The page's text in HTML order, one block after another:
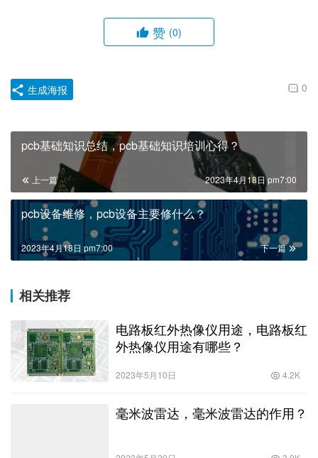
赞(0)
生成海报
pcb基础知识总结，pcb基础知识培训心得？
2023年4月18日 pm7:00
pcb设备维修，pcb设备主要修什么？
下一篇
2023年4月18日 pm7:00
相关推荐
电路板红外热像仪用途，电路板红
外热像仪用途有哪些？
毫米波雷达，毫米波雷达的作用？